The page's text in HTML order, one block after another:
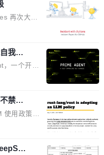
位 ICLR 2
FA2 是他
，刚好能
恶的" Hopp
配。 更关
为不同类
键支撑，
长打开新
开发者日
Develope
硬件产业
技术顾
、芯片适
统一互联
企业进一
再次大规
5 小时，
调度层故
、C
测到完全
8 月的第六
相关。 Git
一组数
在，每周
我改
越人类
，一个开源
绕两个抽
）和 C
准测试
到了 95.
的人类专
agent 包装
数 coding
禁
的
使用政策，
献。这不
队采纳，
助贡献最